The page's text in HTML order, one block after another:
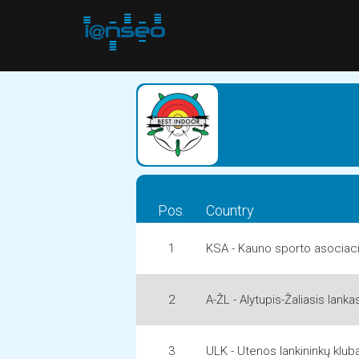
Pos.
Country
1 KSA - Kauno sporto
2 A-ŽL - Alytupis-Žaliasis
3 ULK - Utenos lankininkų